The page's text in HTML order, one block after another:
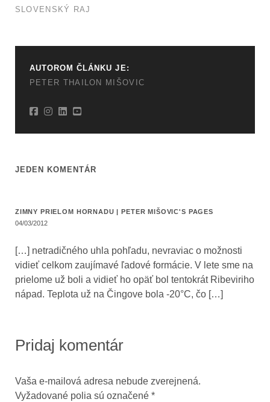
SLOVENSKÝ RAJ
AUTOROM ČLÁNKU JE:
PETER THAILON MIŠOVIC
JEDEN KOMENTÁR
ZIMNY PRIELOM HORNADU | PETER MIŠOVIC'S PAGES
04/03/2012
[…] netradičného uhla pohľadu, nevraviac o možnosti
vidieť celkom zaujímavé ľadové formácie. V lete sme na
prielome už boli a vidieť ho opäť bol tentokrát Ribeviriho
nápad. Teplota už na Čingove bola -20°C, čo […]
Pridaj komentár
Vaša e-mailová adresa nebude zverejnená.
Vyžadované polia sú označené *